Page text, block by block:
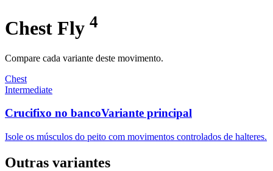
Chest Fly 4
Compare cada variante deste movimento.
Chest
Intermediate
Crucifixo no bancoVariante principal
Isole os músculos do peito com movimentos controlados de halteres.
Outras variantes